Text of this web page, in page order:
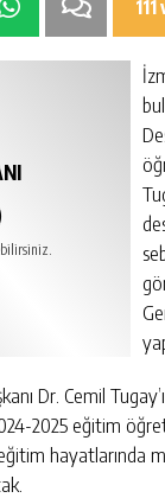
Dr. Cemil
2025 eğitim
hayatlarında